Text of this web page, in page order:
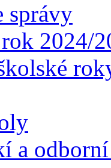
správy
2024/
a